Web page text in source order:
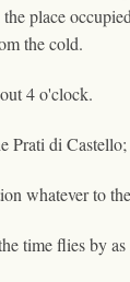
place
the cold.
4 o'clock.
Prati di
whatever to
time flies by